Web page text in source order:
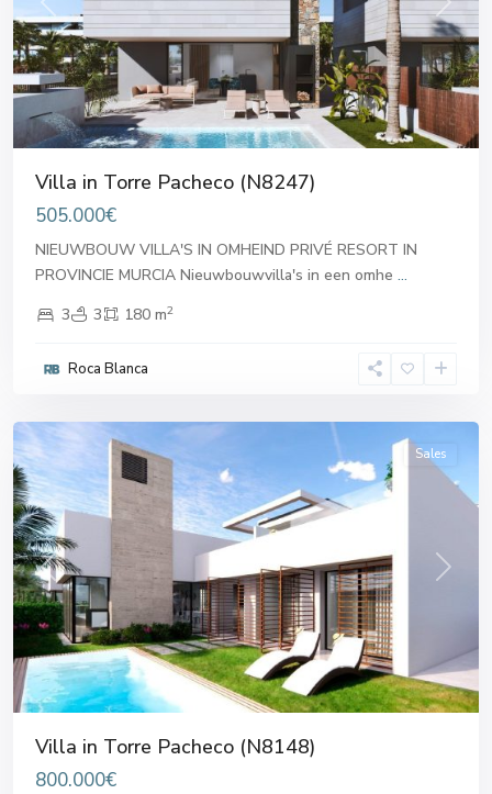
Previous Next
Villa in Torre Pacheco (N8247)
505.000€
NIEUWBOUW VILLA'S IN OMHEIND PRIVÉ RESORT IN
PROVINCIE MURCIA Nieuwbouwvilla's in een omhe ...
3
3 180 m2
Roca Blanca
Torre
Previous Next
Sales
Villa in Torre Pacheco (N8148)
800.000€